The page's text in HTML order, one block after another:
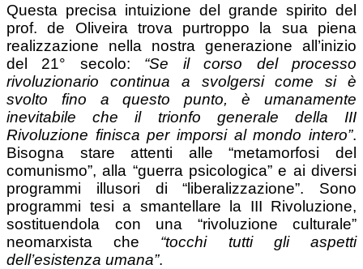
Questa precisa intuizione del grande spirito del
prof. de Oliveira trova purtroppo la sua piena
realizzazione nella nostra generazione all’inizio
del 21° secolo: “Se il corso del processo
rivoluzionario continua a svolgersi come si è
svolto fino a questo punto, è umanamente
inevitabile che il trionfo generale della III
Rivoluzione finisca per imporsi al mondo intero”.
Bisogna stare attenti alle “metamorfosi del
comunismo”, alla “guerra psicologica” e ai diversi
programmi illusori di “liberalizzazione”. Sono
programmi tesi a smantellare la III Rivoluzione,
sostituendola con una “rivoluzione culturale”
neomarxista che “tocchi tutti gli aspetti
dell’esistenza umana”.